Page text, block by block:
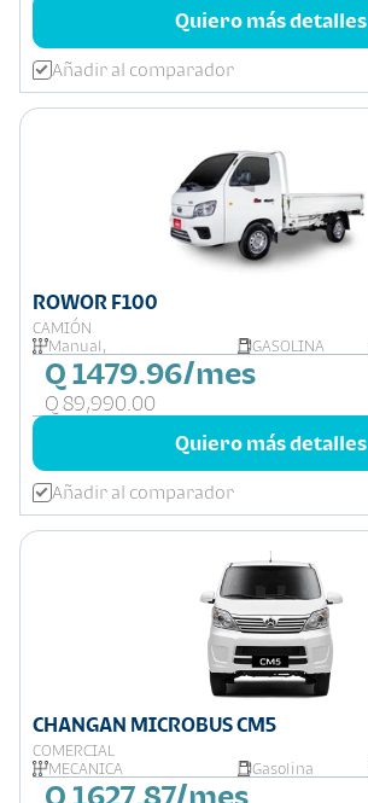
Quiero más detalles
Añadir al comparador
ROWOR F100
CAMIÓN
Manual,
GASOLINA
Q 1479.96/mes
Q 89,990.00
Quiero más detalles
Añadir al comparador
CHANGAN MICROBUS CM5
COMERCIAL
MECÁNICA
Gasolina
Q 1627.87/mes